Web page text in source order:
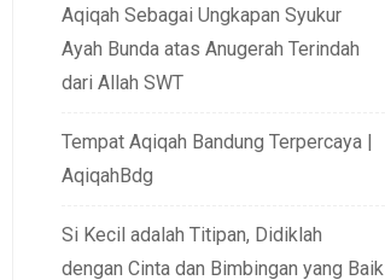
Aqiqah Sebagai Ungkapan Syukur
Ayah Bunda atas Anugerah Terindah
dari Allah SWT
Tempat Aqiqah Bandung Terpercaya |
AqiqahBdg
Si Kecil adalah Titipan, Didiklah
dengan Cinta dan Bimbingan yang Baik